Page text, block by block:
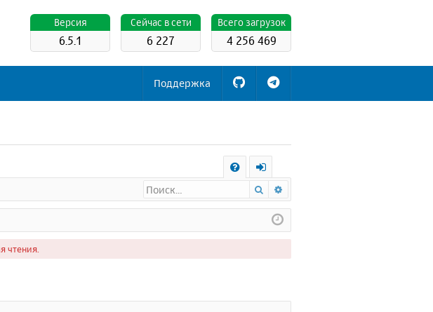
Всего загрузок
4 256 469
Cейчас в сети
6 227
Версия
6.5.1
Поддержка
Q
х
о
д
Поиск
чтения.